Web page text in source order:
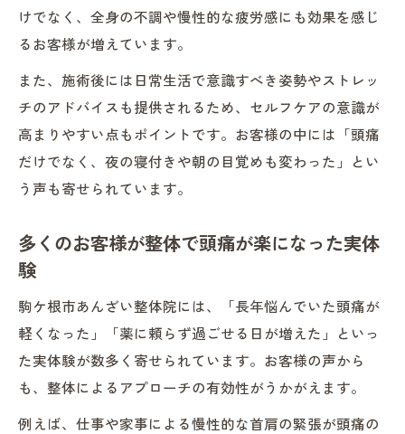
けでなく、全身の不調や慢性的な疲労感にも効果を感じ
るお客様が増えています。
また、施術後には日常生活で意識すべき姿勢やストレッ
チのアドバイスも提供されるため、セルフケアの意識が
高まりやすい点もポイントです。お客様の中には「頭痛
だけでなく、夜の寝付きや朝の目覚めも変わった」とい
う声も寄せられています。
多くのお客様が整体で頭痛が楽になった実体
験
駒ケ根市あんざい整体院には、「長年悩んでいた頭痛が
軽くなった」「薬に頼らず過ごせる日が増えた」といっ
た実体験が数多く寄せられています。お客様の声から
も、整体によるアプローチの有効性がうかがえます。
例えば、仕事や家事による慢性的な首肩の緊張が頭痛の